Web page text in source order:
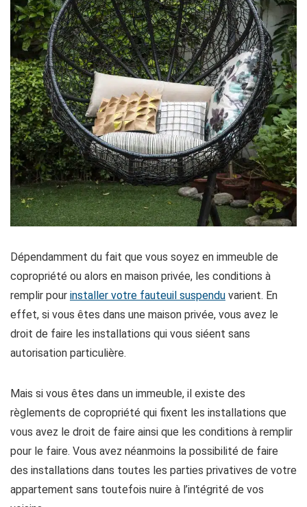
Dépendamment du fait que vous soyez en immeuble de
copropriété ou alors en maison privée, les conditions à
remplir pour installer votre fauteuil suspendu varient. En
effet, si vous êtes dans une maison privée, vous avez le
droit de faire les installations qui vous siéent sans
autorisation particulière.
Mais si vous êtes dans un immeuble, il existe des
règlements de copropriété qui fixent les installations que
vous avez le droit de faire ainsi que les conditions à remplir
pour le faire. Vous avez néanmoins la possibilité de faire
des installations dans toutes les parties privatives de votre
appartement sans toutefois nuire à l’intégrité de vos